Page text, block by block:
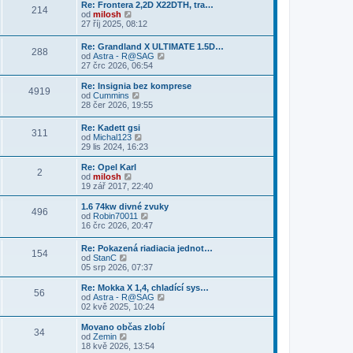
ě
k
p
í
ě
v
e
e
n
í
p
ř
í
p
ě
v
e
k
p
s
l
e
d
n
í
p
í
p
e
k
r
z
t
p
o
s
l
e
d
n
í
p
ř
í
p
ě
v
e
214
Re: Frontera 2,2D X22DTH, tra…
od milosh
o
a
z
i
t
p
o
s
l
e
d
n
í
p
í
ě
v
e
k
27 říj 2025, 08:12
288
Re: Grandland X ULTIMATE 1.5D…
od Astra - R@SAG
b
r
a
t
l
í
p
p
ě
27 črc 2026, 06:54
4919
Re: Insignia bez komprese
od Cummins
o
a
z
i
t
s
l
e
d
n
í
p
í
p
ě
v
e
28 čer 2026, 19:55
311
Re: Kadett gsi
od Michal123
o
b
z
p
o
s
l
e
n
í
p
ř
í
s
p
v
29 lis 2024, 16:23
2
Re: Opel Karl
od milosh
o
b
r
a
z
t
p
s
l
e
d
n
í
p
í
19 zář 2017, 22:40
496
1.6 74kw divné zvuky
od Robin70011
o
a
z
i
t
p
o
s
l
e
n
16 črc 2026, 20:47
154
Re: Pokazená riadiacia jednot…
od StanC
o
b
r
a
z
i
t
p
o
05 srp 2026, 07:37
56
Re: Mokka X 1,4, chladící sys…
od Astra - R@SAG
b
02 kvě 2025, 10:24
34
Movano občas zlobí
od Zemin
o
18 kvě 2026, 13:54